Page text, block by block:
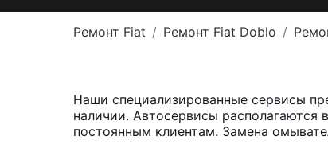
Ремонт Fiat Ремонт Fiat Doblo
Наши специализированные сервисы
наличии. Автосервисы
постоянным клиентам. Замена